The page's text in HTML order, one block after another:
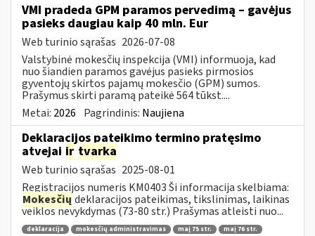
VMI pradeda GPM paramos pervedimą – gavėjus
pasieks daugiau kaip 40 mln. Eur
Web turinio sąrašas 2026-07-08
Valstybinė mokesčių inspekcija (VMI) informuoja, kad
nuo šiandien paramos gavėjus pasieks pirmosios
gyventojų skirtos pajamų mokesčio (GPM) sumos.
Prašymus skirti paramą pateikė 564 tūkst....
Metai: 2026 Pagrindinis: Naujiena
Deklaracijos pateikimo termino pratęsimo
atvejai ir tvarka
Web turinio sąrašas 2025-08-01
Registracijos numeris KM0403 Ši informacija skelbiama:
Mokesčių deklaracijos pateikimas, tikslinimas, laikinas
veiklos nevykdymas (73-80 str.) Prašymas atleisti nuo...
deklaracija mokesčių administravimas maį 75 str.
maį 76 str.